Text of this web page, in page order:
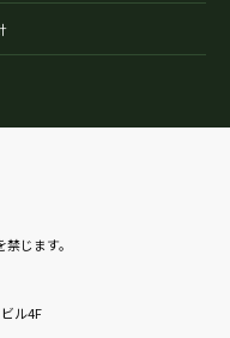
じます。
ル4F